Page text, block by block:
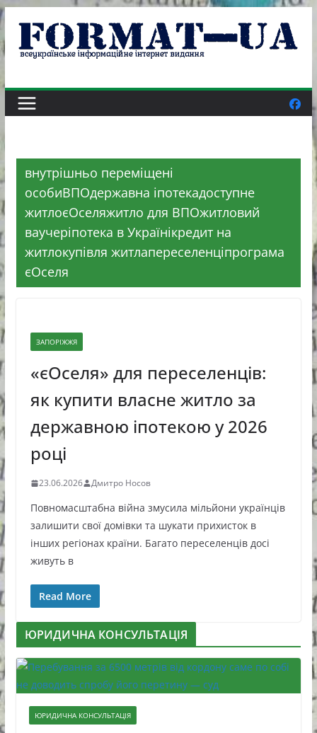
Skip
to
content
внутрішньо переміщені
особиВПОдержавна іпотекадоступне
житлоєОселяжитло для ВПОжитловий
ваучеріпотека в Українікредит на
житлокупівля житлапереселенціпрограма
єОселя
ЗАПОРІЖЖЯ
«єОселя» для переселенців:
як купити власне житло за
державною іпотекою у 2026
році
23.06.2026 Дмитро Носов
Повномасштабна війна змусила мільйони українців
залишити свої домівки та шукати прихисток в
інших регіонах країни. Багато переселенців досі
живуть в
Read More
ЮРИДИЧНА КОНСУЛЬТАЦІЯ
ЮРИДИЧНА КОНСУЛЬТАЦІЯ